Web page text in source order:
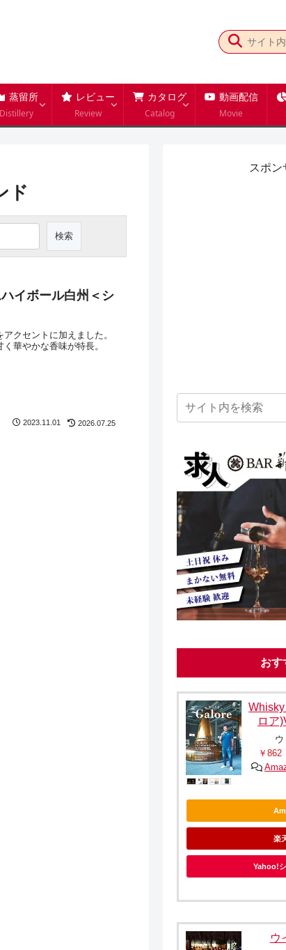
蒸留所
Distillery
レビュー
Review
カタログ
Catalog
動画配信
Movie
ド
イボール白州＜シ
クセントに加えました。
華やかな香味が特長。
2023.11.01 2026.07.25
スポン
おす
ロア
￥862
楽
Yahoo!
ウ